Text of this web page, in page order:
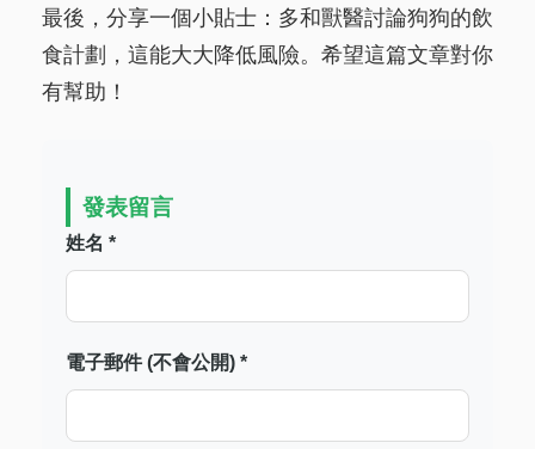
最後，分享一個小貼士：多和獸醫討論狗狗的飲
食計劃，這能大大降低風險。希望這篇文章對你
有幫助！
發表留言
姓名 *
電子郵件 (不會公開) *